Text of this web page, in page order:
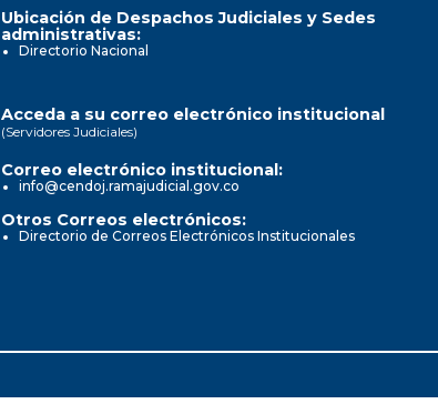
Ubicación de Despachos Judiciales y Sedes
administrativas:
Directorio Nacional
Acceda a su correo electrónico institucional
(Servidores Judiciales)
Correo electrónico institucional:
info@cendoj.ramajudicial.gov.co
Otros Correos electrónicos:
Directorio de Correos Electrónicos Institucionales